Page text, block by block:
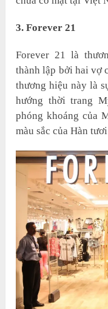
3. Forever 21
Forever 21 là
thành lập bởi hai vợ
thương hiệu này là
hướng thời trang
phóng khoáng của
màu sắc của Hàn